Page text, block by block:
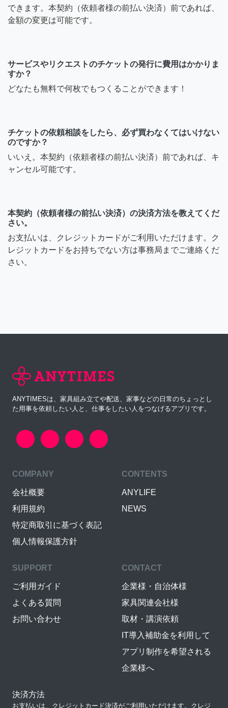
できます。本契約（依頼者様の前払い決済）前であれば、
金額の変更は可能です。
サービスやリクエストのチケットの発行に費用はかかりま
すか？
どなたも無料で何枚でもつくることができます！
チケットの依頼相談をしたら、必ず買わなくてはいけない
のですか？
いいえ。本契約（依頼者様の前払い決済）前であれば、キ
ャンセル可能です。
本契約（依頼者様の前払い決済）の決済方法を教えてくだ
さい。
お支払いは、クレジットカードがご利用いただけます。ク
レジットカードをお持ちでない方は事務局までご連絡くだ
さい。
ANYTIMESは、家具組み立てや配送、家事などの日常のちょっとし
た用事を依頼したい人と、仕事をしたい人をつなげるアプリです。
COMPANY
会社概要
利用規約
特定商取引に基づく表記
個人情報保護方針
CONTENTS
ANYLIFE
NEWS
SUPPORT
ご利用ガイド
よくある質問
お問い合わせ
CONTACT
企業様・自治体様
家具関連会社様
取材・講演依頼
IT導入補助金を利用して
アプリ制作を希望される
企業様へ
決済方法
お支払いは、クレジットカード決済がご利用いただけます。クレジ